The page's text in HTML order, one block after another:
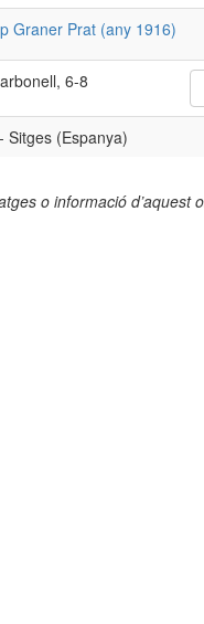
Graner Prat (any 1916)
6-8
Sitges (Espanya)
o informació d’aquest